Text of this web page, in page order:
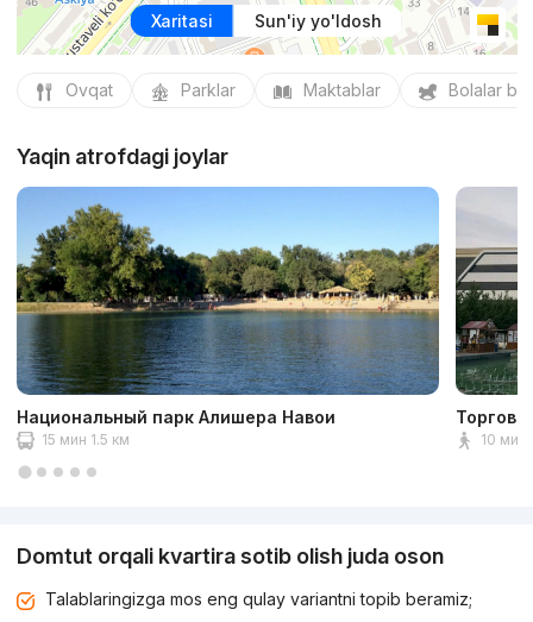
Xaritasi Sun'iy yo'ldosh
Ovqat Parklar Maktablar Bolalar
Yaqin atrofdagi joylar
Национальный парк Алишера Навои
15 мин 1.5 км 10 мин
Domtut orqali kvartira sotib olish juda oson
Talablaringizga mos eng qulay variantni topib beramiz;